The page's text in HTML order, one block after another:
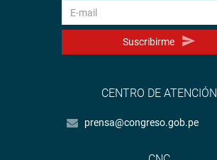
Suscribirme
CENTRO DE ATENCIÓN
prensa@congreso.gob.pe